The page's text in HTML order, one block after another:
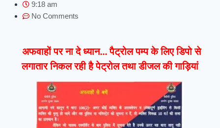
9:18 am
No Comments
अफवाहों पर ना दे ध्यान… पैट्रोल पम्प के लिए डिपो से
लगातार निकल रही है पेट्रोल तथा डीजल की गाड़ियां